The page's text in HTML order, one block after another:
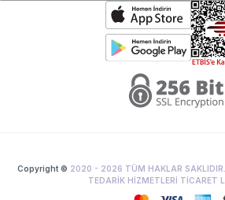
Copyright © 2020 - 2026 TÜM HAKLAR
TEDARİK HİZMETLERİ TİCARET